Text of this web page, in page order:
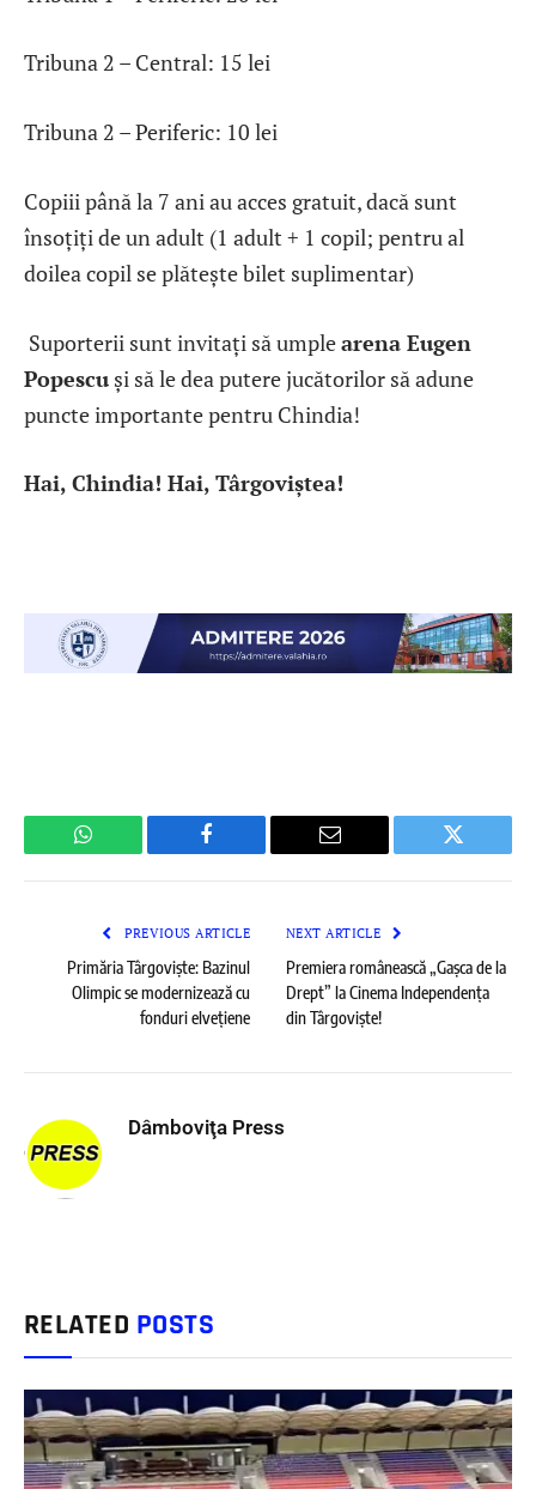
Tribuna 2 – Central: 15 lei
Tribuna 2 – Periferic: 10 lei
Copiii până la 7 ani au acces gratuit, dacă sunt
însoțiți de un adult (1 adult + 1 copil; pentru al
doilea copil se plătește bilet suplimentar)
Suporterii sunt invitați să umplearena Eugen
Popescu și să le dea putere jucătorilor să adune
puncte importante pentru Chindia!
Hai, Chindia! Hai, Târgoviștea!
WhatsApp Facebook Email Twitter
PREVIOUS ARTICLE
Primăria Târgoviște: Bazinul
Olimpic se modernizează cu
fonduri elvețiene
NEXT ARTICLE
Premiera românească „Gașca de la
Drept” la Cinema Independența
din Târgoviște!
Dâmboviţa Press
RELATED POSTS